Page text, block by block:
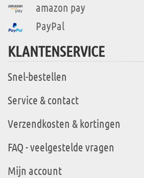
amazon pay
PayPal
KLANTENSERVICE
Snel-bestellen
Service & contact
Verzendkosten & kortingen
FAQ - veelgestelde vragen
Mijn account